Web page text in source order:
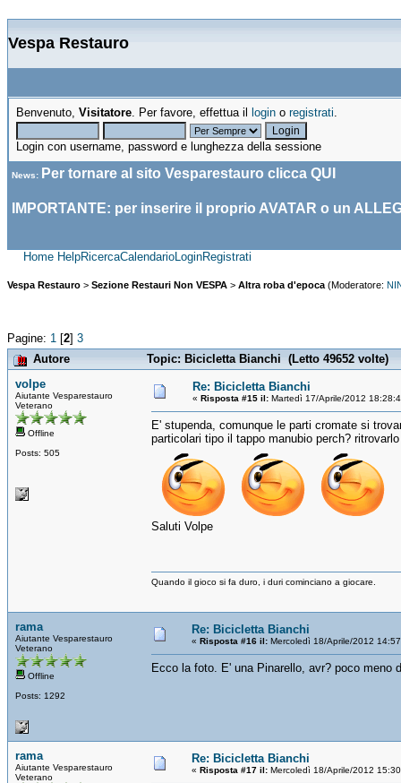
Vespa Restauro
Benvenuto, Visitatore. Per favore, effettua il login o registrati.
Login con username, password e lunghezza della sessione
News: Per tornare al sito Vesparestauro clicca QUI
IMPORTANTE: per inserire il proprio AVATAR o un
Home HelpRicercaCalendarioLoginRegistrati
Vespa Restauro > Sezione Restauri Non VESPA > Altra roba d'epoca (Moderatore:
Pagine: 1 [2] 3
Autore
Topic: Bicicletta Bianchi (Letto 49652 volte)
volpe
Aiutante Vesparestauro
Veterano
Offline
Posts: 505
Re: Bicicletta Bianchi
« Risposta #15 il: Martedì 17/Aprile/2012
E' stupenda, comunque le parti cromate si
particolari tipo il tappo manubio perch?
Saluti Volpe
Quando il gioco si fa duro, i duri cominciano a giocare.
rama
Aiutante Vesparestauro
Veterano
Offline
Posts: 1292
Re: Bicicletta Bianchi
« Risposta #16 il: Mercoledì 18/Aprile/2012
Ecco la foto. E' una Pinarello, avr? poco meno
rama
Aiutante Vesparestauro
Veterano
Re: Bicicletta Bianchi
« Risposta #17 il: Mercoledì 18/Aprile/2012